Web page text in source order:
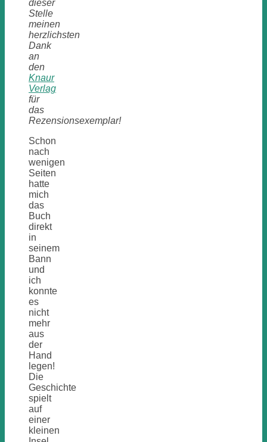
dieser
Stelle
meinen
herzlichsten
Dank
an
den
Knaur
Verlag
für
das
Rezensionsexemplar!
Schon
nach
wenigen
Seiten
hatte
mich
das
Buch
direkt
in
seinem
Bann
und
ich
konnte
es
nicht
mehr
aus
der
Hand
legen!
Die
Geschichte
spielt
auf
einer
kleinen